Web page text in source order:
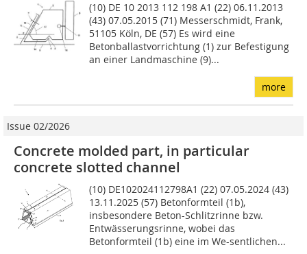
(10) DE 10 2013 112 198 A1 (22) 06.11.2013
(43) 07.05.2015 (71) Messerschmidt, Frank,
51105 Köln, DE (57) Es wird eine
Betonballastvorrichtung (1) zur Befestigung
an einer Landmaschine (9)...
more
Issue 02/2026
Concrete molded part, in particular
concrete slotted channel
(10) DE102024112798A1 (22) 07.05.2024 (43)
13.11.2025 (57) Betonformteil (1b),
insbesondere Beton-Schlitzrinne bzw.
Entwässerungsrinne, wobei das
Betonformteil (1b) eine im We-sentlichen...